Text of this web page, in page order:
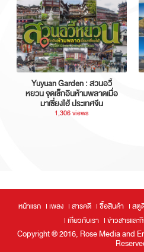
Yuyuan Garden : สวนอวี้
หยวน จุดเช็กอินห้ามพลาดเมื่อ
มาเซี่ยงไฮ้ ประเทศจีน
1,306 views
หน้าแรก เพลง สารคดี ซื้อสินค้า สตู
เกี่ยวกับเรา
ข่าวสารและ
Copyright ® 2016, Rose Media and